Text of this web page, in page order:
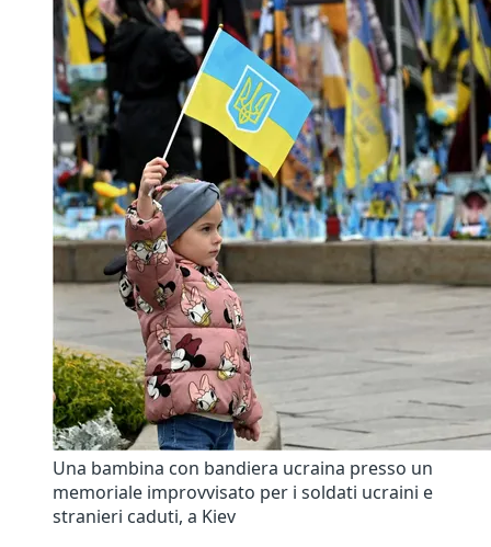
Una bambina con bandiera ucraina presso un
memoriale improvvisato per i soldati ucraini e
stranieri caduti, a Kiev